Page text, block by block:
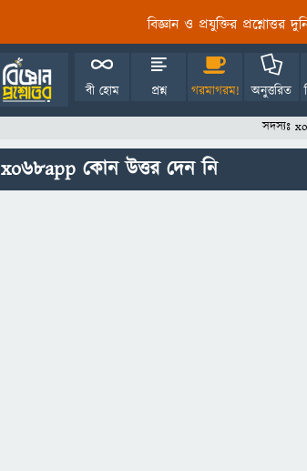
বিজ্ঞান ও প্রযুক্তির প্রশ্নোত্তর
বী হোম প্রশ্ন গরমাগরম! অনুত্তরিত
সদস্যঃ
xo68app কোন উত্তর দেন নি